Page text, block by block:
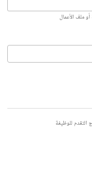
ملف الأعمال
التقدم للوظيفة